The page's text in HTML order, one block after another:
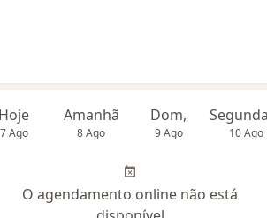
Hoje
7 Ago
Amanhã
8 Ago
Dom,
9 Ago 10 Ago
O agendamento online não está